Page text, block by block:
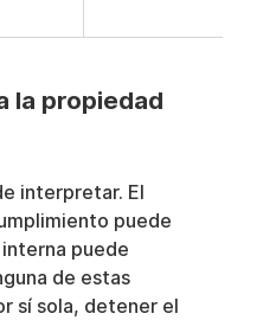
la propiedad
interpretar. El
puede
puede
de estas
sí sola, detener el